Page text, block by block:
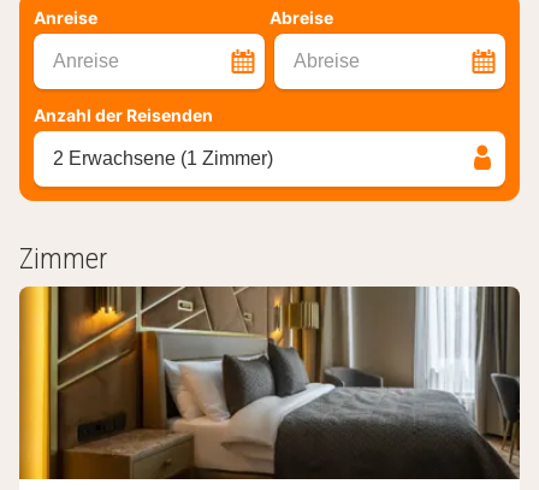
Anreise Abreise
Anreise Abreise
Anzahl der Reisenden
2 Erwachsene (1 Zimmer)
Zimmer